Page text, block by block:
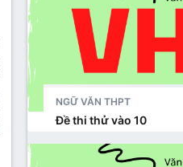
NGỮ VĂN THPT
Đề thi thử vào 10